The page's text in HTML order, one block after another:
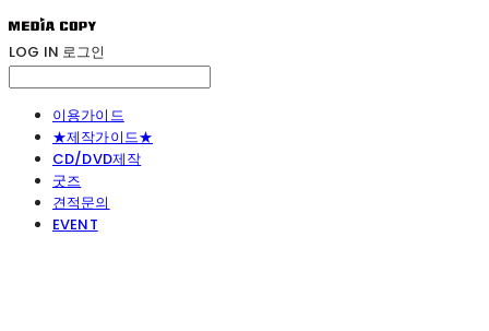
LOG IN 로그인
이용가이드
★제작가이드★
CD/DVD제작
굿즈
견적문의
EVENT